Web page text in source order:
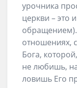
урочника
церкви – это
обращением).
отношениях,
Бога,
не любишь,
ловишь Его